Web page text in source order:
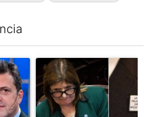
con el título "Los gobernadores
Un artículo de tendencia con